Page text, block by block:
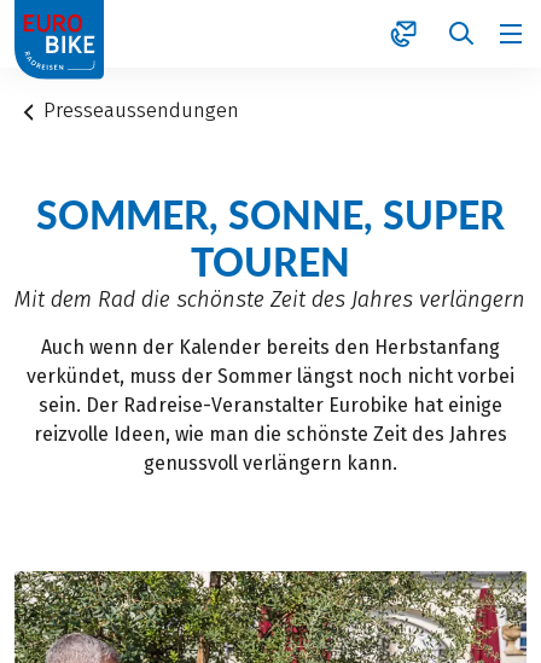
1
Presseaussendungen
SOMMER, SONNE, SUPER
TOUREN
Mit dem Rad die schönste Zeit des Jahres verlängern
Auch wenn der Kalender bereits den Herbstanfang
verkündet, muss der Sommer längst noch nicht vorbei
sein. Der Radreise-Veranstalter Eurobike hat einige
reizvolle Ideen, wie man die schönste Zeit des Jahres
genussvoll verlängern kann.